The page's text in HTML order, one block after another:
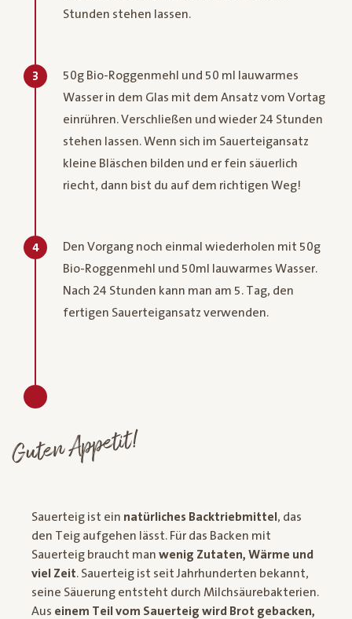
Stunden stehen lassen.
3
50g Bio-Roggenmehl und 50 ml lauwarmes
Wasser in dem Glas mit dem Ansatz vom Vortag
einrühren. Verschließen und wieder 24 Stunden
stehen lassen. Wenn sich im Sauerteigansatz
kleine Bläschen bilden und er fein säuerlich
riecht, dann bist du auf dem richtigen Weg!
4
Den Vorgang noch einmal wiederholen mit 50g
Bio-Roggenmehl und 50ml lauwarmes Wasser.
Nach 24 Stunden kann man am 5. Tag, den
fertigen Sauerteigansatz verwenden.
Guten Appetit!
Sauerteig ist ein natürliches Backtriebmittel, das
den Teig aufgehen lässt. Für das Backen mit
Sauerteig braucht man wenig Zutaten, Wärme und
viel Zeit. Sauerteig ist seit Jahrhunderten bekannt,
seine Säuerung entsteht durch Milchsäurebakterien.
Aus einem Teil vom Sauerteig wird Brot gebacken,